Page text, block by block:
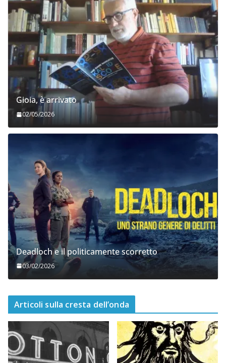
Gioia, è arrivato
02/05/2026
Deadloch e il politicamente scorretto
03/02/2026
Articoli sulla cresta dell’onda